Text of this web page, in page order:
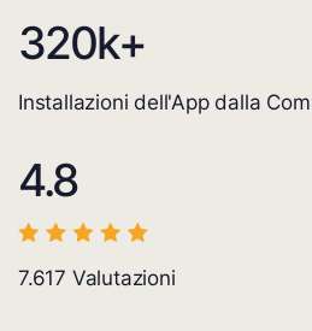
320k+
Installazioni dell'App dalla
4.8
7.617 Valutazioni